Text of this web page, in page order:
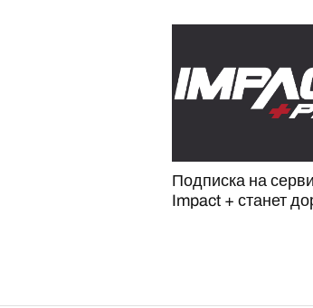
Подписка на
Impact + станет